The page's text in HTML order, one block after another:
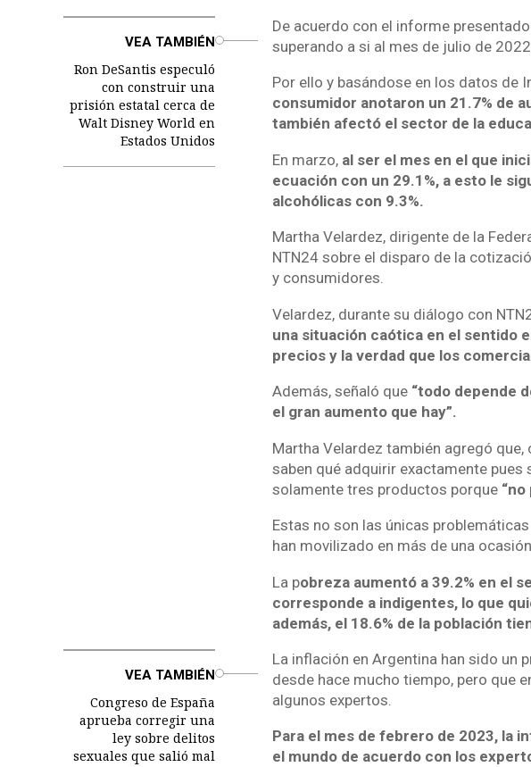
VEA TAMBIÉN
Ron DeSantis especuló
con construir una
prisión estatal cerca de
Walt Disney World en
Estados Unidos
De acuerdo con el informe
superando a si al mes de julio de
Por ello y basándose en los datos de
consumidor anotaron un 21.7% de
también afectó el sector de la
En marzo, al ser el mes en el que
ecuación con un 29.1%, a esto le
alcohólicas con 9.3%.
Martha Velardez, dirigente de la
NTN24 sobre el disparo de la
y consumidores.
Velardez, durante su diálogo con
una situación caótica en el sentido
precios y la verdad que los
Además, señaló que “todo depende
el gran aumento que hay”.
Martha Velardez también agregó
saben qué adquirir exactamente pues
solamente tres productos porque
Estas no son las únicas
han movilizado en más de una
La pobreza aumentó a 39.2% en el
corresponde a indigentes, lo que
además, el 18.6% de la población
VEA TAMBIÉN
Congreso de España
aprueba corregir una
ley sobre delitos
sexuales que salió mal
La inflación en Argentina han sido un
desde hace mucho tiempo, pero que
algunos expertos.
Para el mes de febrero de 2023, la
el mundo de acuerdo con los